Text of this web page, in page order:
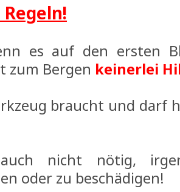
es auf den ersten
zum Bergen keinerlei
braucht und darf
nicht nötig,
oder zu beschädigen!